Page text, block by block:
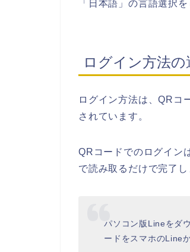
「日本語」の言語選択
ログイン方法の
ログイン方法は、QRコ
されています。
QRコードでのログイン
で読み取るだけで完了し
パソコン版Lineをダ
ードをスマホのLine